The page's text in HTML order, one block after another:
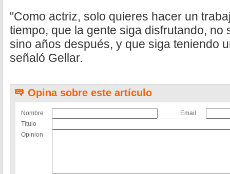
"Como actriz, solo quieres hacer un
tiempo, que la gente siga disfrutando, no
sino años después, y que siga teniendo
señaló Gellar.
Opina sobre este artículo
Nombre
Email
Título
Opinion